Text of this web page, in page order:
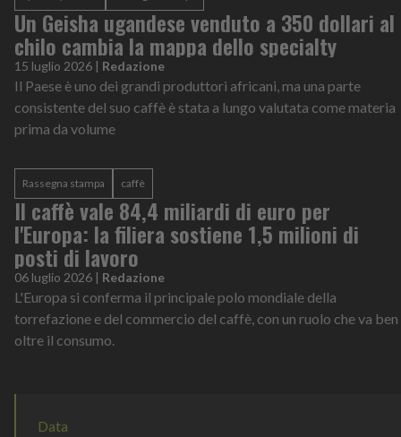
Un Geisha ugandese venduto a 350 dollari al
chilo cambia la mappa dello specialty
15 luglio 2026 | Redazione
Il Paese è uno dei grandi produttori africani, ma una parte
consistente del suo caffè è stata a lungo valutata come materia
prima da volume
Rassegna stampa caffè
Il caffè vale 84,4 miliardi di euro per
l'Europa: la filiera sostiene 1,5 milioni di
posti di lavoro
06 luglio 2026 | Redazione
L'Europa si conferma il principale polo mondiale della
torrefazione e del commercio del caffè, con un ruolo che va ben
oltre il consumo.
Data